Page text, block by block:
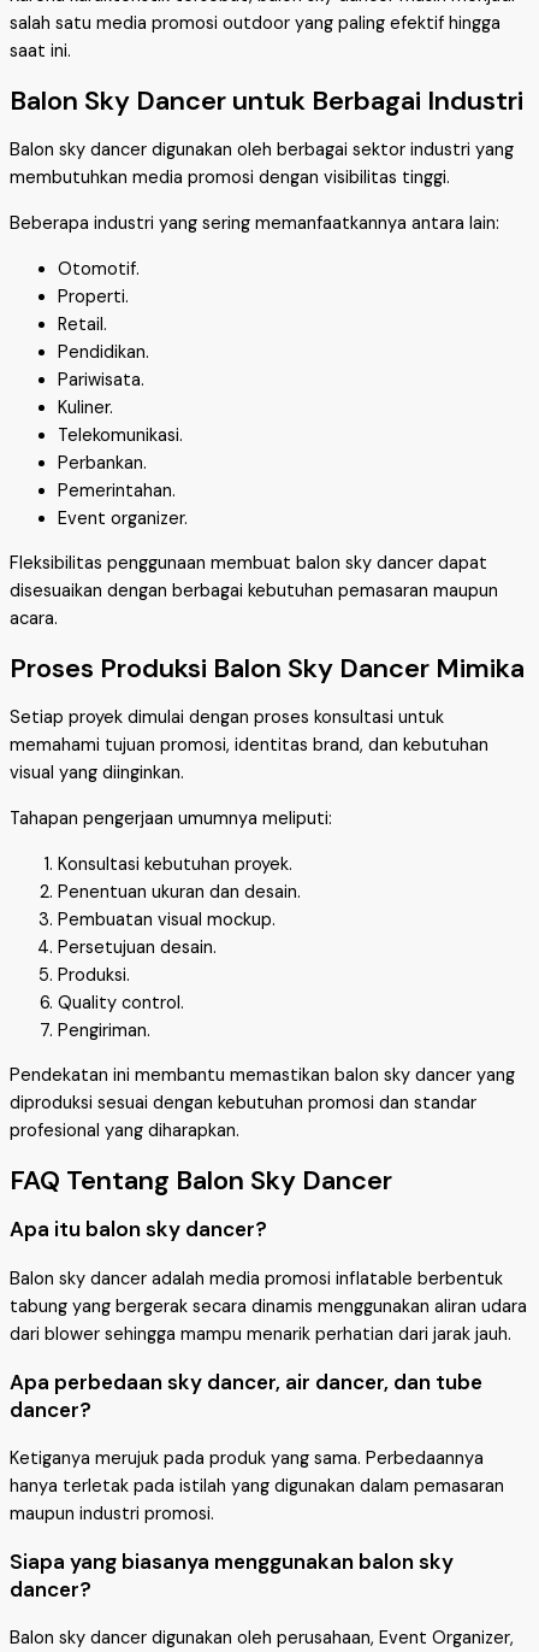
salah satu media promosi outdoor yang paling efektif hingga
saat ini.
Balon Sky Dancer untuk Berbagai Industri
Balon sky dancer digunakan oleh berbagai sektor industri yang
membutuhkan media promosi dengan visibilitas tinggi.
Beberapa industri yang sering memanfaatkannya antara lain:
Otomotif.
Properti.
Retail.
Pendidikan.
Pariwisata.
Kuliner.
Telekomunikasi.
Perbankan.
Pemerintahan.
Event organizer.
Fleksibilitas penggunaan membuat balon sky dancer dapat
disesuaikan dengan berbagai kebutuhan pemasaran maupun
acara.
Proses Produksi Balon Sky Dancer Mimika
Setiap proyek dimulai dengan proses konsultasi untuk
memahami tujuan promosi, identitas brand, dan kebutuhan
visual yang diinginkan.
Tahapan pengerjaan umumnya meliputi:
Konsultasi kebutuhan proyek.
Penentuan ukuran dan desain.
Pembuatan visual mockup.
Persetujuan desain.
Produksi.
Quality control.
Pengiriman.
Pendekatan ini membantu memastikan balon sky dancer yang
diproduksi sesuai dengan kebutuhan promosi dan standar
profesional yang diharapkan.
FAQ Tentang Balon Sky Dancer
Apa itu balon sky dancer?
Balon sky dancer adalah media promosi inflatable berbentuk
tabung yang bergerak secara dinamis menggunakan aliran udara
dari blower sehingga mampu menarik perhatian dari jarak jauh.
Apa perbedaan sky dancer, air dancer, dan tube
dancer?
Ketiganya merujuk pada produk yang sama. Perbedaannya
hanya terletak pada istilah yang digunakan dalam pemasaran
maupun industri promosi.
Siapa yang biasanya menggunakan balon sky
dancer?
Balon sky dancer digunakan oleh perusahaan, Event Organizer,